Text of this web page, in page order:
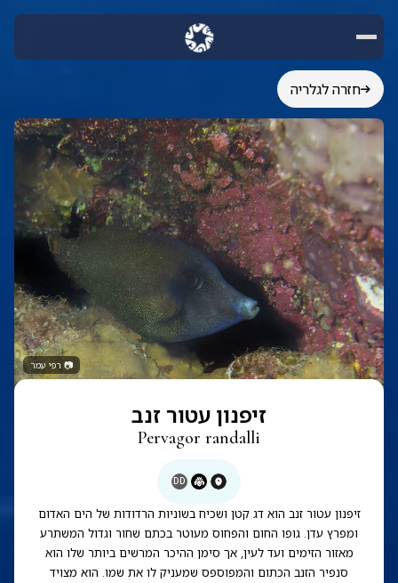
חזרה לגלריה
📷 רפי עמר
זיפנון עטור זנב
Pervagor randalli
DD
זיפנון עטור זנב הוא דג קטן ושכיח בשוניות הרדודות של הים האדום
ומפרץ עדן. גופו החום והפחוס מעוטר בכתם שחור וגדול המשתרע
מאזור הזימים ועד לעין, אך סימן ההיכר המרשים ביותר שלו הוא
סנפיר הזנב הכתום והמפוספס שמעניק לו את שמו. הוא מצויד